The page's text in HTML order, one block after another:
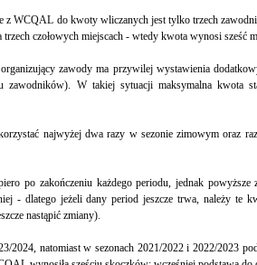
z WCQAL do kwoty wliczanych jest tylko trzech
czołowych miejscach - wtedy kwota wynosi sześć
zawody ma przywilej wystawienia
zawodników). W takiej sytuacji maksymalna kwota
najwyżej dwa razy w sezonie zimowym oraz
po zakończeniu każdego periodu, jednak powyższe
- dlatego jeżeli dany period jeszcze trwa, należy te
nastąpić zmiany).
2024, natomiast w sezonach 2021/2022 i 2022/2023